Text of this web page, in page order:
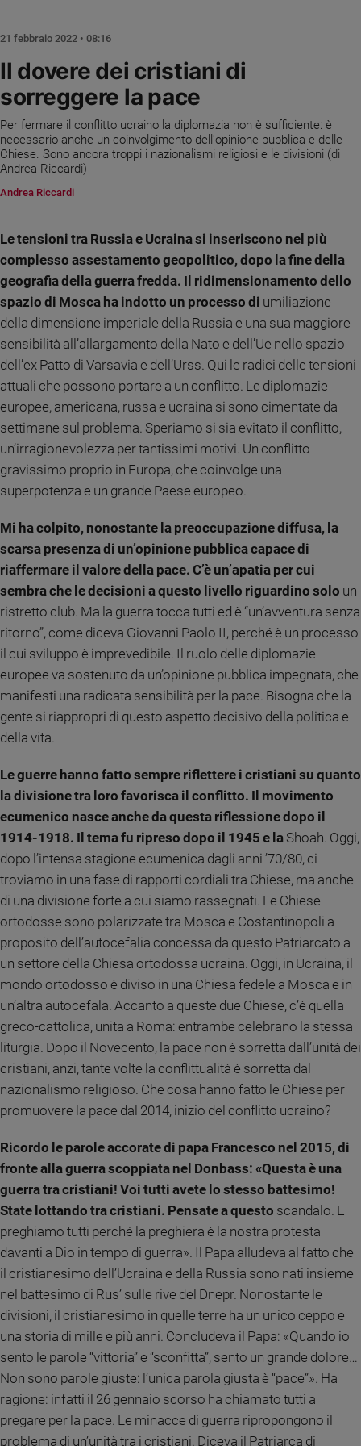
Fede
e
spiritualità
Santi
Devozione
e
fede
Parola
del
giorno
Società
e
valori
Ambiente
e
Creato
Volontariato
Diritti
Aziende
Caso
settimana
Migranti
Diversità
e
inclusione
Costume
Cultura
e
spettacoli
Sanremo
Cinema,
Tv
e
streaming
Libri
Musica
Famiglia
ed
educazione
Genitori
e
giovani
Riflessioni
Foto
Video
Podcast
Privacy
Il dovere dei cristiani di
sorreggere la pace
Per fermare il conflitto ucraino la diplomazia non è sufficiente: è
necessario anche un coinvolgimento dell'opinione pubblica e delle
Chiese. Sono ancora troppi i nazionalismi religiosi e le divisioni (di
Andrea Riccardi)
Andrea Riccardi
21 febbraio 2022 • 08:16
Le tensioni tra Russia e Ucraina si inseriscono nel più
complesso assestamento geopolitico, dopo la fine della
geografia della guerra fredda. Il ridimensionamento dello
spazio di Mosca ha indotto un processo di umiliazione
della dimensione imperiale della Russia e una sua maggiore
sensibilità all’allargamento della Nato e dell’Ue nello spazio
dell’ex Patto di Varsavia e dell’Urss. Qui le radici delle tensioni
attuali che possono portare a un conflitto. Le diplomazie
europee, americana, russa e ucraina si sono cimentate da
settimane sul problema. Speriamo si sia evitato il conflitto,
un’irragionevolezza per tantissimi motivi. Un conflitto
gravissimo proprio in Europa, che coinvolge una
superpotenza e un grande Paese europeo.
Mi ha colpito, nonostante la preoccupazione diffusa, la
scarsa presenza di un’opinione pubblica capace di
riaffermare il valore della pace. C’è un’apatia per cui
sembra che le decisioni a questo livello riguardino solo un
ristretto club. Ma la guerra tocca tutti ed è “un’avventura senza
ritorno”, come diceva Giovanni Paolo II, perché è un processo
il cui sviluppo è imprevedibile. Il ruolo delle diplomazie
europee va sostenuto da un’opinione pubblica impegnata, che
manifesti una radicata sensibilità per la pace. Bisogna che la
gente si riappropri di questo aspetto decisivo della politica e
della vita.
Le guerre hanno fatto sempre riflettere i cristiani su quanto
la divisione tra loro favorisca il conflitto. Il movimento
ecumenico nasce anche da questa riflessione dopo il
1914-1918. Il tema fu ripreso dopo il 1945 e la Shoah. Oggi,
dopo l’intensa stagione ecumenica dagli anni ’70/80, ci
troviamo in una fase di rapporti cordiali tra Chiese, ma anche
di una divisione forte a cui siamo rassegnati. Le Chiese
ortodosse sono polarizzate tra Mosca e Costantinopoli a
proposito dell’autocefalia concessa da questo Patriarcato a
un settore della Chiesa ortodossa ucraina. Oggi, in Ucraina, il
mondo ortodosso è diviso in una Chiesa fedele a Mosca e in
un’altra autocefala. Accanto a queste due Chiese, c’è quella
greco-cattolica, unita a Roma: entrambe celebrano la stessa
liturgia. Dopo il Novecento, la pace non è sorretta dall’unità dei
cristiani, anzi, tante volte la conflittualità è sorretta dal
nazionalismo religioso. Che cosa hanno fatto le Chiese per
promuovere la pace dal 2014, inizio del conflitto ucraino?
Ricordo le parole accorate di papa Francesco nel 2015, di
fronte alla guerra scoppiata nel Donbass: «Questa è una
guerra tra cristiani! Voi tutti avete lo stesso battesimo!
State lottando tra cristiani. Pensate a questo scandalo. E
preghiamo tutti perché la preghiera è la nostra protesta
davanti a Dio in tempo di guerra». Il Papa alludeva al fatto che
il cristianesimo dell’Ucraina e della Russia sono nati insieme
nel battesimo di Rus’ sulle rive del Dnepr. Nonostante le
divisioni, il cristianesimo in quelle terre ha un unico ceppo e
una storia di mille e più anni. Concludeva il Papa: «Quando io
sento le parole “vittoria” e “sconfitta”, sento un grande dolore…
Non sono parole giuste: l’unica parola giusta è “pace”». Ha
ragione: infatti il 26 gennaio scorso ha chiamato tutti a
pregare per la pace. Le minacce di guerra ripropongono il
problema di un’unità tra i cristiani. Diceva il Patriarca di